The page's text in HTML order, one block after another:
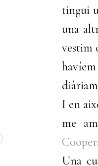
tingui
una
vestim
I en
me
Una